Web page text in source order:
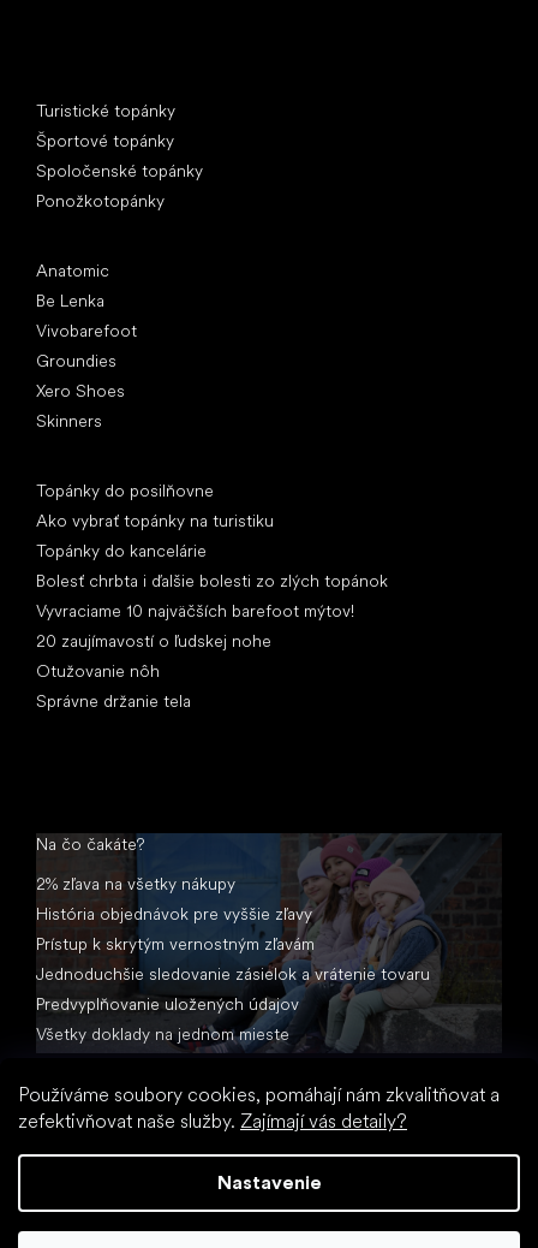
Používáme soubory cookies, pomáhají nám zkvalitňovat a
zefektivňovat naše služby. Zajímají vás detaily?
Nastavenie
Turistické topánky
Športové topánky
Spoločenské topánky
Ponožkotopánky
Anatomic
Be Lenka
Vivobarefoot
Groundies
Xero Shoes
Skinners
Topánky do posilňovne
Ako vybrať topánky na turistiku
Topánky do kancelárie
Bolesť chrbta i ďalšie bolesti zo zlých topánok
Vyvraciame 10 najväčších barefoot mýtov!
20 zaujímavostí o ľudskej nohe
Otužovanie nôh
Správne držanie tela
Na čo čakáte?
2% zľava na všetky nákupy
História objednávok pre vyššie zľavy
Prístup k skrytým vernostným zľavám
Jednoduchšie sledovanie zásielok a vrátenie tovaru
Predvyplňovanie uložených údajov
Všetky doklady na jednom mieste
Vytvoril Shoptet